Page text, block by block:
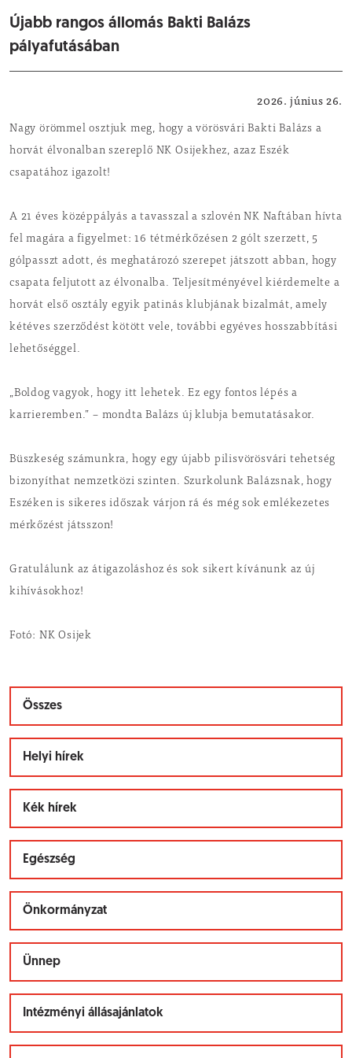
Újabb rangos állomás Bakti Balázs
pályafutásában
2026. június 26.
Nagy örömmel osztjuk meg, hogy a vörösvári Bakti Balázs a
horvát élvonalban szereplő NK Osijekhez, azaz Eszék
csapatához igazolt!
A 21 éves középpályás a tavasszal a szlovén NK Naftában hívta
fel magára a figyelmet: 16 tétmérkőzésen 2 gólt szerzett, 5
gólpasszt adott, és meghatározó szerepet játszott abban, hogy
csapata feljutott az élvonalba. Teljesítményével kiérdemelte a
horvát első osztály egyik patinás klubjának bizalmát, amely
kétéves szerződést kötött vele, további egyéves hosszabbítási
lehetőséggel.
„Boldog vagyok, hogy itt lehetek. Ez egy fontos lépés a
karrieremben.” – mondta Balázs új klubja bemutatásakor.
Büszkeség számunkra, hogy egy újabb pilisvörösvári tehetség
bizonyíthat nemzetközi szinten. Szurkolunk Balázsnak, hogy
Eszéken is sikeres időszak várjon rá és még sok emlékezetes
mérkőzést játsszon!
Gratulálunk az átigazoláshoz és sok sikert kívánunk az új
kihívásokhoz!
Fotó: NK Osijek
Összes
Helyi hírek
Kék hírek
Egészség
Önkormányzat
Ünnep
Intézményi állásajánlatok